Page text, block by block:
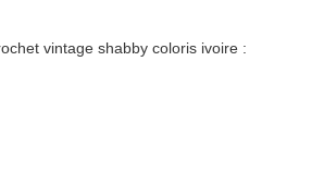
vintage shabby coloris ivoire :